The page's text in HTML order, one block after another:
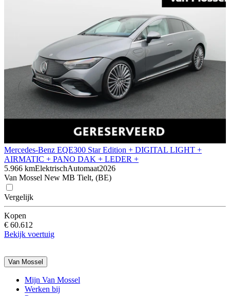
Mercedes-Benz EQE300 Star Edition + DIGITAL LIGHT +
AIRMATIC + PANO DAK + LEDER +
5.966 kmElektrischAutomaat2026
Van Mossel New MB Tielt, (BE)
Vergelijk
Kopen
€ 60.612
Bekijk voertuig
Van Mossel
Mijn Van Mossel
Werken bij